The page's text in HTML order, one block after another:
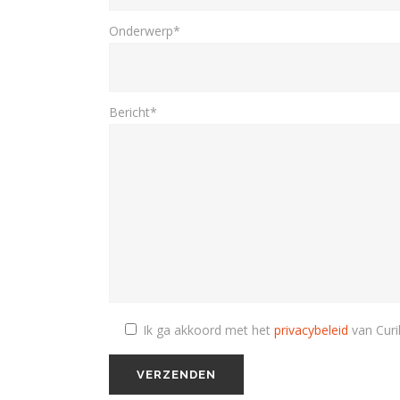
Onderwerp*
Bericht*
Ik ga akkoord met het privacybeleid van